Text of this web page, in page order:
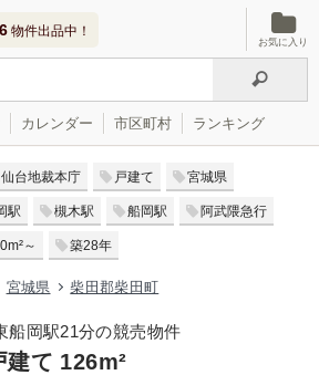
物件出品中！
お気に入り
カレンダー 市区町村 ランキング
仙台地裁本庁 戸建て 宮城県
駅 槻木駅 船岡駅 阿武隈急行
～ 築28年
宮城県 柴田郡柴田町
船岡駅21分の競売物件
て 126m²